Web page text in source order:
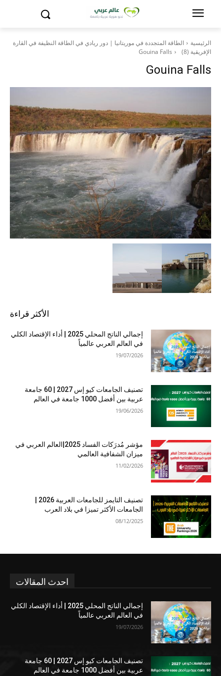
الرئيسية
الطاقة المتجددة في موريتانيا | دور ريادي في الطاقة النظيفة في القارة
الإفريقية (8)
Gouina Falls
Gouina Falls
الأكثر قراءة
إجمالي الناتج المحلي 2025 | أداء الإقتصاد الكلي
في العالم العربي عالمياً
19/07/2026
تصنيف الجامعات كيو إس 2027 | 60 جامعة
عربية بين أفضل 1000 جامعة في العالم
19/06/2026
مؤشر مُدرَكات الفساد 2025|العالم العربي في
ميزان الشفافية العالمي
11/02/2026
الجامعات الأكثر تميزا في بلاد العرب
08/12/2025
احدث المقالات
إجمالي الناتج المحلي 2025 | أداء الإقتصاد الكلي
في العالم العربي عالمياً
19/07/2026
تصنيف الجامعات كيو إس 2027 | 60 جامعة
عربية بين أفضل 1000 جامعة في العالم